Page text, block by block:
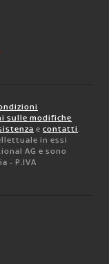
sulle modifiche
e contatti.
in essi
AG e sono
- P.IVA